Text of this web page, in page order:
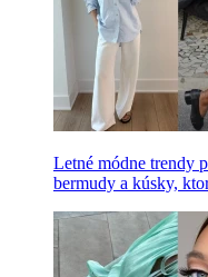
Letné módne trendy
bermudy a kúsky,